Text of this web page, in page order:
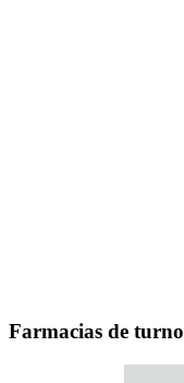
Farmacias de turno